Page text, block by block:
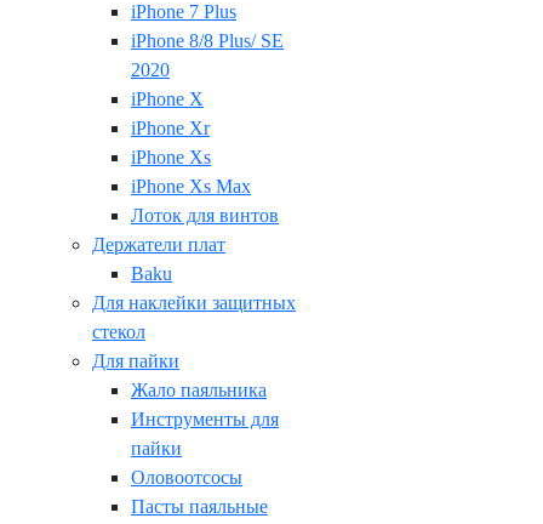
iPhone 7 Plus
iPhone 8/8 Plus/ SE
2020
iPhone X
iPhone Xr
iPhone Xs
iPhone Xs Max
Лоток для винтов
Держатели плат
Baku
Для наклейки защитных
стекол
Для пайки
Жало паяльника
Инструменты для
пайки
Оловоотсосы
Пасты паяльные